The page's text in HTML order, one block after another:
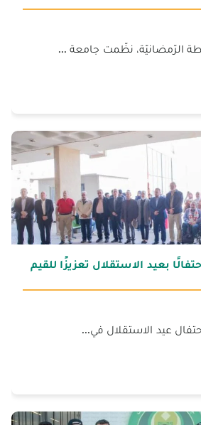
الرّمضانيّة، نظّمت جامعة ...
بعيد الاستقلال تعزيزًا للقيم
عيد الاستقلال في...
ترفع العَلَم احتفالًا بعيد الاستقلال